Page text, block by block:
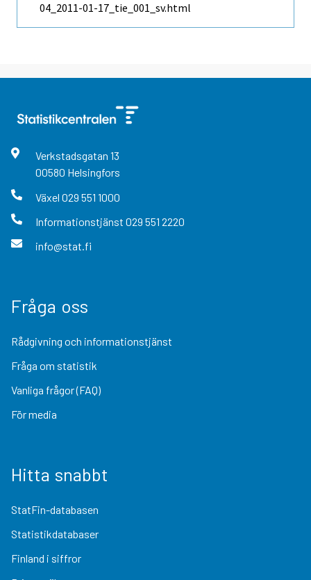
04_2011-01-17_tie_001_sv.html
Verkstadsgatan 13
00580 Helsingfors
Växel 029 551 1000
Informationstjänst 029 551 2220
info@stat.fi
Fråga oss
Rådgivning och informationstjänst
Fråga om statistik
Vanliga frågor (FAQ)
För media
Hitta snabbt
StatFin-databasen
Statistikdatabaser
Finland i siffror